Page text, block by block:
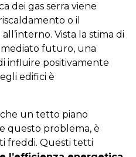
dei gas serra viene
o il
Vista la stima di
futuro, una
influire positivamente
edifici è
che un tetto piano
questo problema, è
freddi. Questi tetti